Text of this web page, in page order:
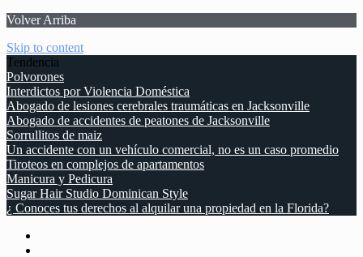
Volver Arriba
Skip to content
Tendencia
Polvorones
Interdictos por Violencia Doméstica
Abogado de lesiones cerebrales traumáticas en Jacksonville
Abogado de accidentes de peatones de Jacksonville
Sorrullitos de maiz
Un accidente con un vehículo comercial, no es un caso promedio
Tiroteos en complejos de apartamentos
Manicura y Pedicura
Sugar Hair Studio Dominican Style
¿ Conoces tus derechos al alquilar una propiedad en la Florida?